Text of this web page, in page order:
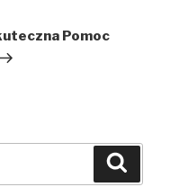
Pomoc